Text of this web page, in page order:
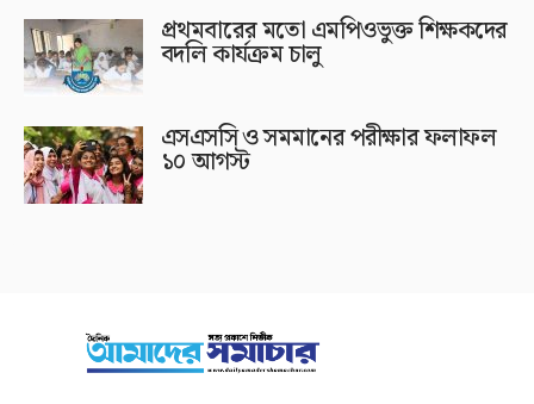
প্রথমবারের মতো এমপিওভুক্ত শিক্ষকদের
বদলি কার্যক্রম চালু
এসএসসি ও সমমানের পরীক্ষার ফলাফল
১০ আগস্ট